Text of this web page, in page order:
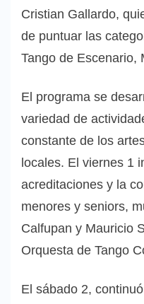
Cristian Gallardo,
de puntuar las
Tango de Escenario,
El programa se
variedad de
constante de los
locales. El viernes 1
acreditaciones y la
menores y seniors,
Calfupan y Mauricio
Orquesta de Tango
El sábado 2,